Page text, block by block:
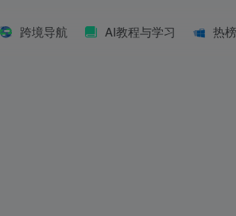
跨境导航 AI教程与学习 热